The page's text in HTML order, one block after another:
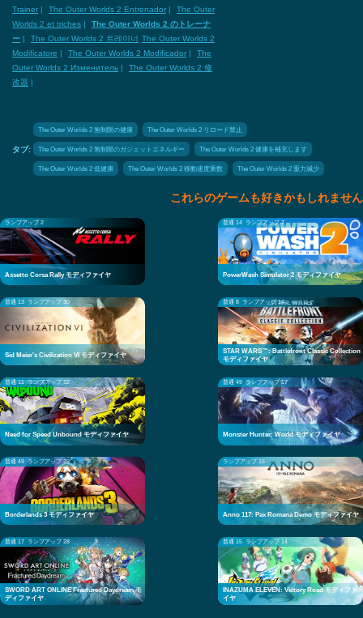
Trainer | The Outer Worlds 2 Entrenador |
The Outer
Worlds 2 et triches |
The Outer Worlds 2 のトレーナ
ー | The Outer Worlds 2 트레이너 The Outer Worlds 2
Modificatore | The Outer Worlds 2 Modificador |
The
Outer Worlds 2 Изменитель |
The Outer Worlds 2 修
改器 |
タブ:
The Outer Worlds 2 無制限の健康 The Outer Worlds 2 リロード禁止
The Outer Worlds 2 無制限のガジェットエネルギー The Outer Worlds 2 健康を補充します
The Outer Worlds 2 低健康 The Outer Worlds 2 移動速度乗数 The Outer Worlds 2 重力減少
これらのゲームも好きかもしれません
ランプアップ 2
Assetto Corsa Rally モディファイヤ
普通 14 ランプアップ 7
PowerWash Simulator 2 モディファイヤ
普通 13 ランプアップ 30
Sid Meier's Civilization VI モディファイヤ
普通 8 ランプアップ 14
STAR WARS™: Battlefront Classic Collection
モディファイヤ
普通 11 ランプアップ 32
Need for Speed Unbound モディファイヤ
普通 49 ランプアップ 17
Monster Hunter: World モディファイヤ
普通 49 ランプアップ 25
Borderlands 3 モディファイヤ
ランプアップ 15
Anno 117: Pax Romana Demo モディファイヤ
普通 17 ランプアップ 28
SWORD ART ONLINE Fractured Daydream モ
ディファイヤ
普通 15 ランプアップ 14
INAZUMA ELEVEN: Victory Road モディファ
イヤ